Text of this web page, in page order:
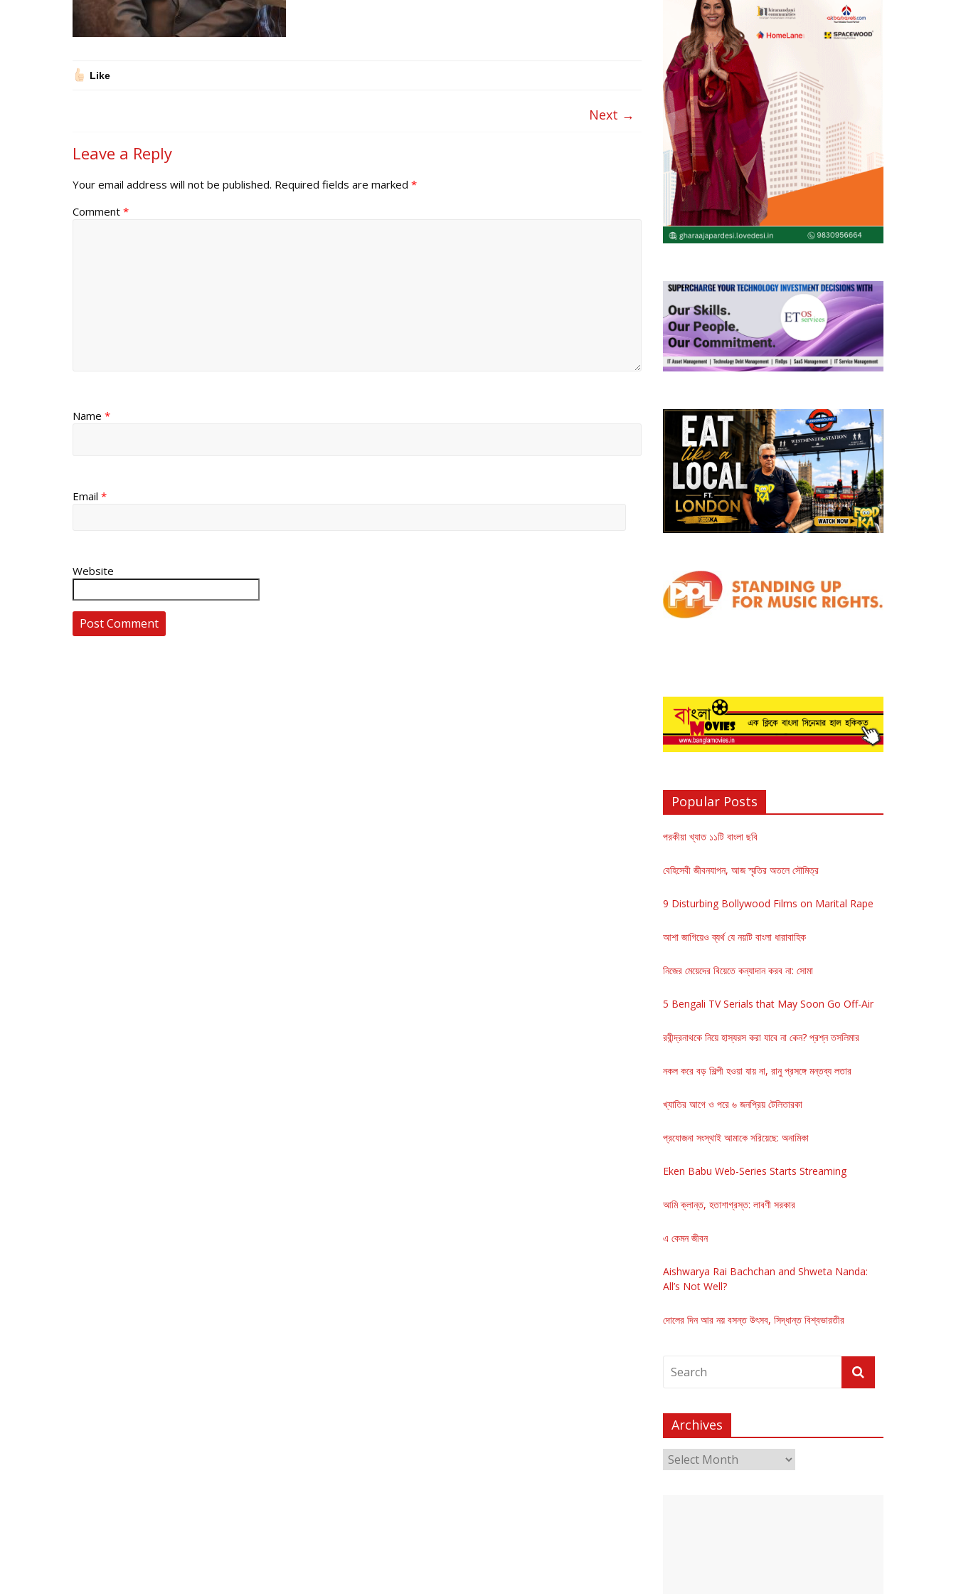
Like
Next →
Leave a Reply
Your email address will not be published. Required fields are marked *
Comment *
Name *
Email *
Website
Popular Posts
পরকীয়া খ্যাত ১১টি বাংলা ছবি
বেহিসেবী জীবনযাপন, আজ স্মৃতির অতলে সৌমিত্র
9 Disturbing Bollywood Films on Marital Rape
আশা জাগিয়েও ব্যর্থ যে নয়টি বাংলা ধারাবাহিক
নিজের মেয়েদের বিয়েতে কন্যাদান করব না: সোমা
5 Bengali TV Serials that May Soon Go Off-Air
রবীন্দ্রনাথকে নিয়ে হাস্যরস করা যাবে না কেন? প্রশ্ন তসলিমার
নকল করে বড় শিল্পী হওয়া যায় না, রানু প্রসঙ্গে মন্তব্য লতার
খ্যাতির আগে ও পরে ৬ জনপ্রিয় টেলিতারকা
প্রযোজনা সংস্থাই আমাকে সরিয়েছে: অনামিকা
Eken Babu Web-Series Starts Streaming
আমি ক্লান্ত, হতাশাগ্রস্ত: লাবণী সরকার
এ কেমন জীবন
Aishwarya Rai Bachchan and Shweta Nanda:
All’s Not Well?
দোলের দিন আর নয় বসন্ত উৎসব, সিদ্ধান্ত বিশ্বভারতীর
Archives